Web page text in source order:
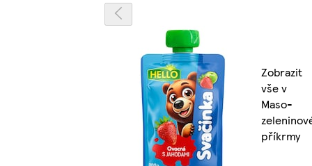
Zobrazit
vše v
Maso-
příkrmy